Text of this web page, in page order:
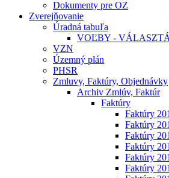
Dokumenty pre OZ
Zverejňovanie
Úradná tabuľa
VOĽBY -
VZN
Územný plán
PHSR
Zmluvy, Faktúry, Objednávky
Archiv Zmlúv, Faktúr
Faktúry
Faktúry
Faktúry
Faktúry
Faktúry
Faktúry
Faktúry